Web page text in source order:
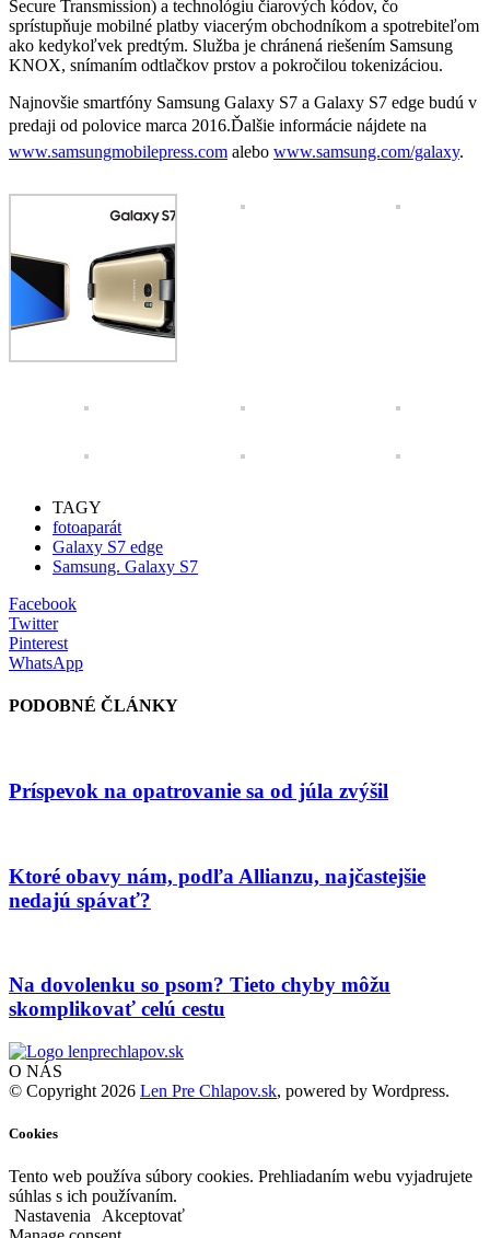
Secure Transmission) a technológiu čiarových kódov, čo
sprístupňuje mobilné platby viacerým obchodníkom a spotrebiteľom
ako kedykoľvek predtým. Služba je chránená riešením Samsung
KNOX, snímaním odtlačkov prstov a pokročilou tokenizáciou.
Najnovšie smartfóny Samsung Galaxy S7 a Galaxy S7 edge budú v
predaji od polovice marca 2016.Ďalšie informácie nájdete na
www.samsungmobilepress.com alebo www.samsung.com/galaxy.
TAGY
fotoaparát
Galaxy S7 edge
Samsung. Galaxy S7
Facebook
Twitter
Pinterest
WhatsApp
PODOBNÉ ČLÁNKY
Príspevok na opatrovanie sa od júla zvýšil
Ktoré obavy nám, podľa Allianzu, najčastejšie
nedajú spávať?
Na dovolenku so psom? Tieto chyby môžu
skomplikovať celú cestu
O NÁS
© Copyright 2026 Len Pre Chlapov.sk, powered by Wordpress.
Cookies
Tento web používa súbory cookies. Prehliadaním webu vyjadrujete
súhlas s ich používaním.
Nastavenia
Akceptovať